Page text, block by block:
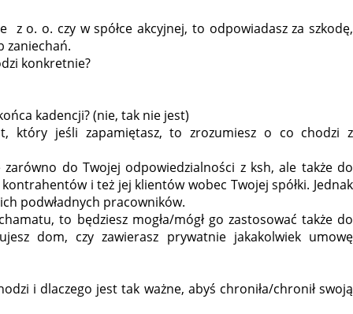
z o. o. czy w spółce akcyjnej, to odpowiadasz za szkodę,
zaniechań.
konkretnie?
kadencji? (nie, tak nie jest)
który jeśli zapamiętasz, to zrozumiesz o co chodzi z
do Twojej odpowiedzialności z ksh, ale także do
i też jej klientów wobec Twojej spółki. Jednak
podwładnych pracowników.
to będziesz mogła/mógł go zastosować także do
dom, czy zawierasz prywatnie jakakolwiek umowę
i dlaczego jest tak ważne, abyś chroniła/chronił swoją